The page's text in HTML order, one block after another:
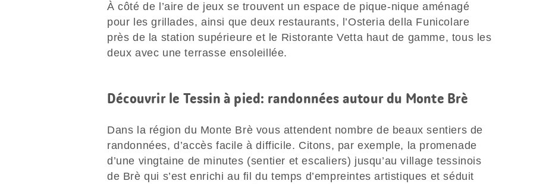
À côté de l’aire de jeux se trouvent un espace de pique-nique aménagé
pour les grillades, ainsi que deux restaurants, l’Osteria della Funicolare
près de la station supérieure et le Ristorante Vetta haut de gamme, tous les
deux avec une terrasse ensoleillée.
Découvrir le Tessin à pied: randonnées autour du Monte Brè
Dans la région du Monte Brè vous attendent nombre de beaux sentiers de
randonnées, d’accès facile à difficile. Citons, par exemple, la promenade
d’une vingtaine de minutes (sentier et escaliers) jusqu’au village tessinois
de Brè qui s’est enrichi au fil du temps d’empreintes artistiques et séduit